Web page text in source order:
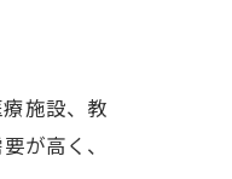
施設、教
が高く、